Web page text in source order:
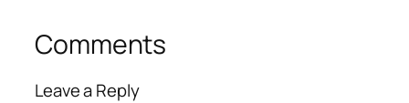
Comments
Leave a Reply